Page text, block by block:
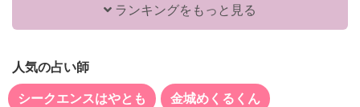
ランキングをもっと見る
人気の占い師
シークエンスはやとも 金城めくるくん